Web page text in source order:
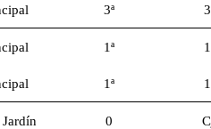
3ª
1ª
1ª
Jardín 0